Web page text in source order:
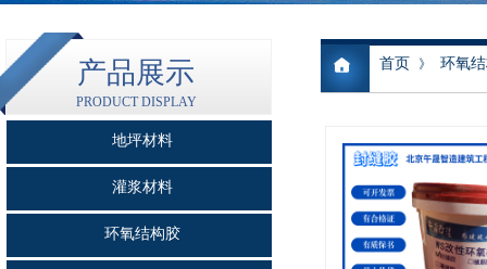
产品展示
PRODUCT DISPLAY
首页 》 环氧
地坪材料
灌浆材料
环氧结构胶